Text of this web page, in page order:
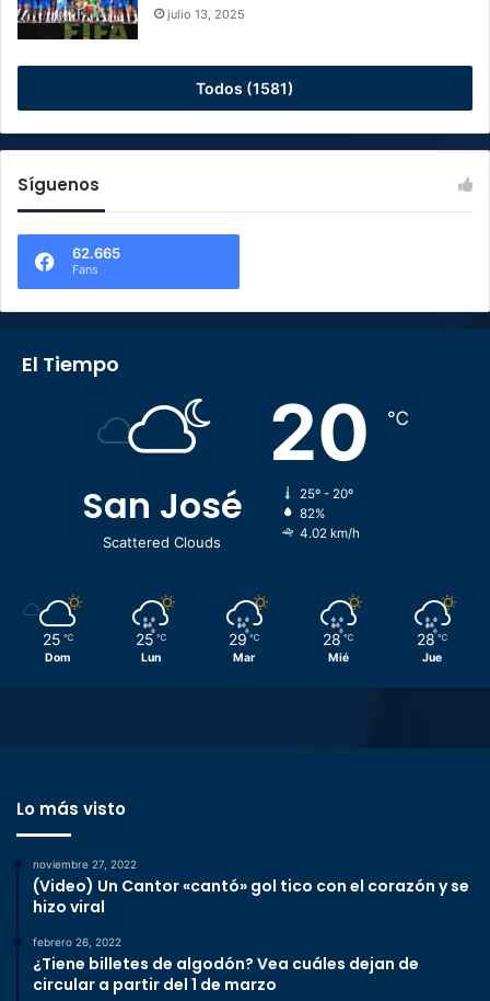
julio 13, 2025
Todos (1581)
Síguenos
62.665
Fans
El Tiempo
San José
Scattered Clouds
20 ℃
25º - 20º
82%
4.02 km/h
25 ℃
Dom
25 ℃
Lun
29 ℃
Mar
28 ℃
Mié
28 ℃
Jue
Lo más visto
noviembre 27, 2022
(Video) Un Cantor «cantó» gol tico con el corazón y se
hizo viral
febrero 26, 2022
¿Tiene billetes de algodón? Vea cuáles dejan de
circular a partir del 1 de marzo